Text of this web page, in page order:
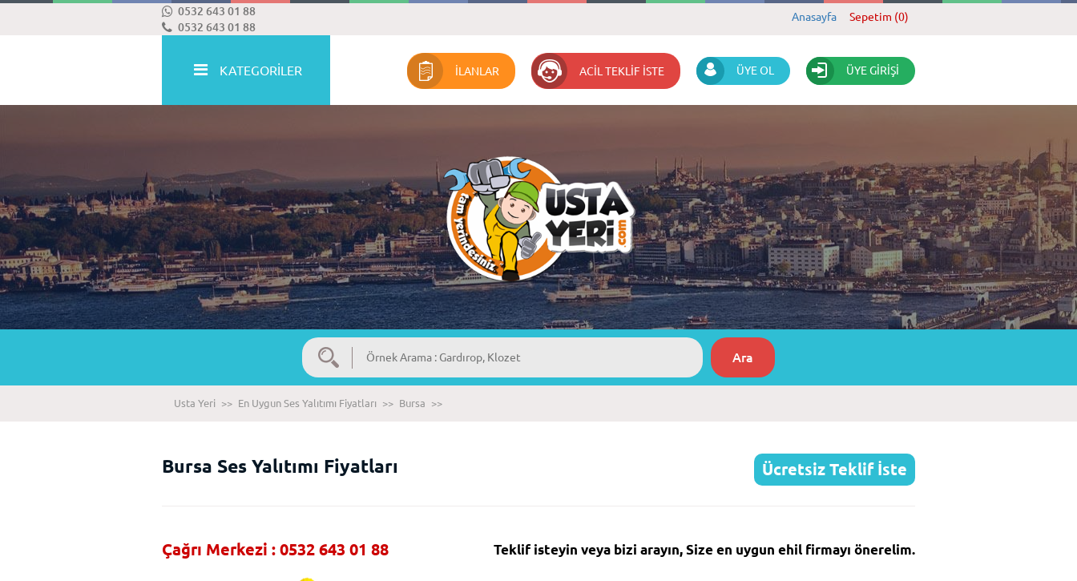
0532 643 01 88
0532 643 01 88
Anasayfa Sepetim (0)
KATEGORİLER İLANLAR ACİL TEKLİF İSTE ÜYE OL ÜYE GİRİŞİ
Usta Yeri >> En Uygun Ses Yalıtımı Fiyatları >> Bursa >>
Bursa Ses Yalıtımı Fiyatları Ücretsiz Teklif İste
Çağrı Merkezi : 0532 643 01 88 Teklif isteyin veya bizi arayın, Size en uygun ehil firmayı önerelim.